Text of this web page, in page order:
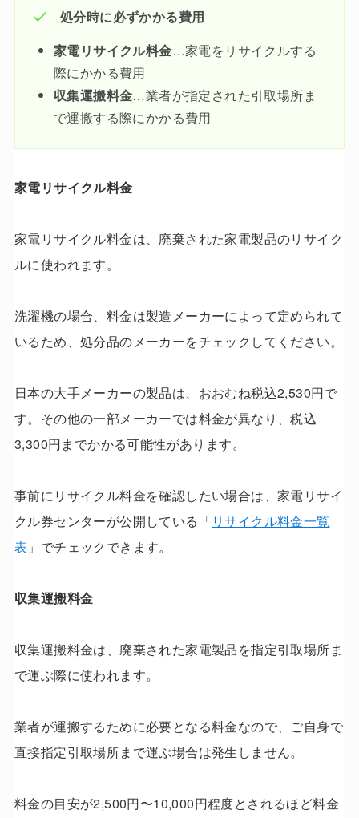
処分時に必ずかかる費用
家電リサイクル料金…家電をリサイクルする
際にかかる費用
収集運搬料金…業者が指定された引取場所ま
で運搬する際にかかる費用
家電リサイクル料金
家電リサイクル料金は、廃棄された家電製品のリサイク
ルに使われます。
洗濯機の場合、料金は製造メーカーによって定められて
いるため、処分品のメーカーをチェックしてください。
日本の大手メーカーの製品は、おおむね税込2,530円で
す。その他の一部メーカーでは料金が異なり、税込
3,300円までかかる可能性があります。
事前にリサイクル料金を確認したい場合は、家電リサイ
クル券センターが公開している「リサイクル料金一覧
表 」でチェックできます。
収集運搬料金
収集運搬料金は、廃棄された家電製品を指定引取場所ま
で運ぶ際に使われます。
業者が運搬するために必要となる料金なので、ご自身で
直接指定引取場所まで運ぶ場合は発生しません。
料金の目安が2,500円〜10,000円程度とされるほど料金